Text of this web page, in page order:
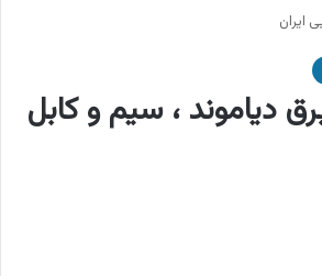
ایران
دیاموند ، سیم و کابل